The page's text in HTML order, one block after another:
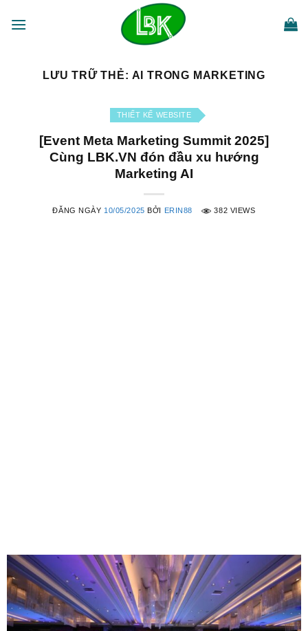
qua
LƯU TRỮ THẺ: AI TRONG MARKETING
THIẾT KẾ WEBSITE
[Event Meta Marketing Summit 2025]
Cùng LBK.VN đón đầu xu hướng
Marketing AI
ĐĂNG NGÀY 10/05/2025 BỞI ERIN88 382 VIEWS